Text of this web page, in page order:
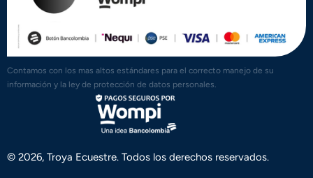
Contamos con los mas altos estándares para el correcto manejo de su
información y la ley de protección de datos personales.
© 2026, Troya Ecuestre. Todos los derechos reservados.